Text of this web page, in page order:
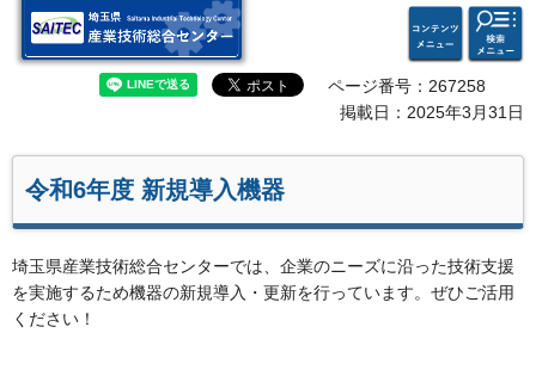
埼玉県 産業技術総合セン
コンテ
ンツメ
ニュー
検索・
共通メ
ニュー
ページ番号：267258
掲載日：2025年3月31日
令和6年度 新規導入機器
埼玉県産業技術総合センターでは、企業のニーズに沿った技術支援
を実施するため機器の新規導入・更新を行っています。ぜひご活用
ください！